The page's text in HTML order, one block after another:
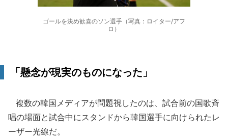
ゴールを決め歓喜のソン選手（写真：ロイター/アフ
ロ）
「懸念が現実のものになった」
複数の韓国メディアが問題視したのは、試合前の国歌斉
唱の場面と試合中にスタンドから韓国選手に向けられたレ
ーザー光線だ。